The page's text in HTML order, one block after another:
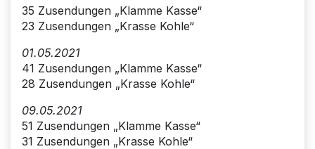
35 Zusendungen „Klamme Kasse“
23 Zusendungen „Krasse Kohle“
01.05.2021
41 Zusendungen „Klamme Kasse“
28 Zusendungen „Krasse Kohle“
09.05.2021
51 Zusendungen „Klamme Kasse“
31 Zusendungen „Krasse Kohle“